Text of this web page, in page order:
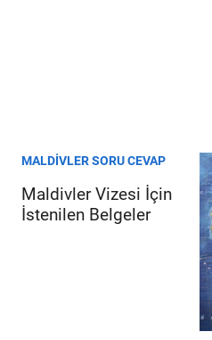
MALDIVLER SORU CEVAP
Maldivler Vizesi İçin
İstenilen Belgeler